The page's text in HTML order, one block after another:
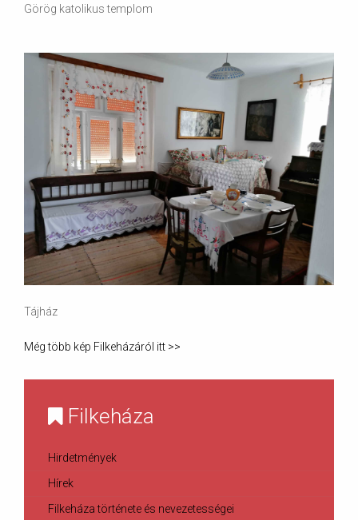
Görög katolikus templom
Tájház
Még több kép Filkeházáról itt >>
Filkeháza
Hirdetmények
Hírek
Filkeháza története és nevezetességei